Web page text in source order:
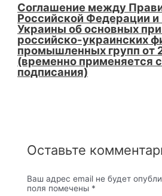
Соглашение между
Российской Федерации
Украины об основных
российско-украинских
промышленных групп от
(временно применяется
подписания)
Оставьте
Ваш адрес email не будет
поля помечены *